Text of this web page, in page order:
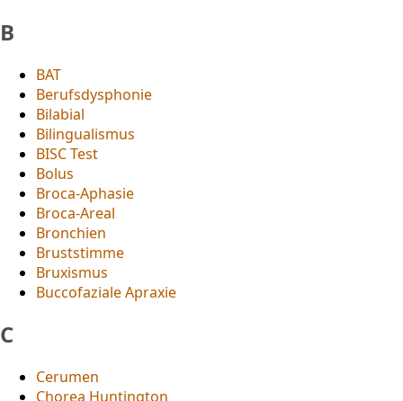
B
BAT
Berufsdysphonie
Bilabial
Bilingualismus
BISC Test
Bolus
Broca-Aphasie
Broca-Areal
Bronchien
Bruststimme
Bruxismus
Buccofaziale Apraxie
C
Cerumen
Chorea Huntington